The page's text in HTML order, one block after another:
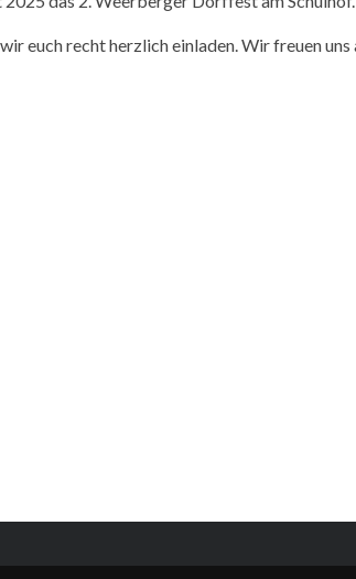
euch recht herzlich einladen. Wir freuen uns